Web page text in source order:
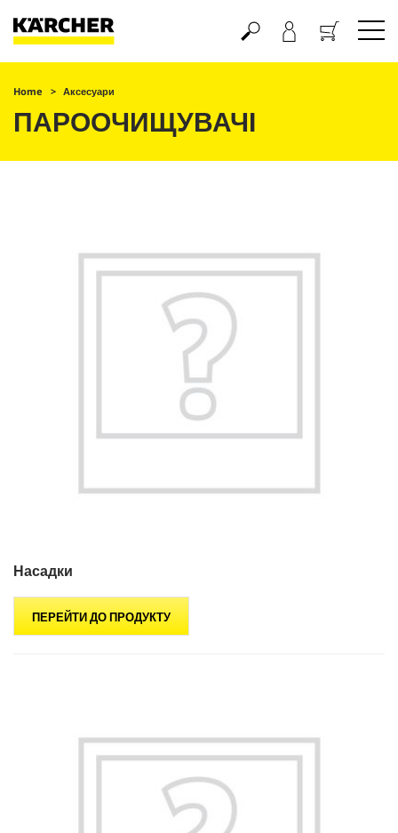
Кошик
Home Аксесуари
ПАРООЧИЩУВАЧІ
Насадки
ПЕРЕЙТИ ДО ПРОДУКТУ